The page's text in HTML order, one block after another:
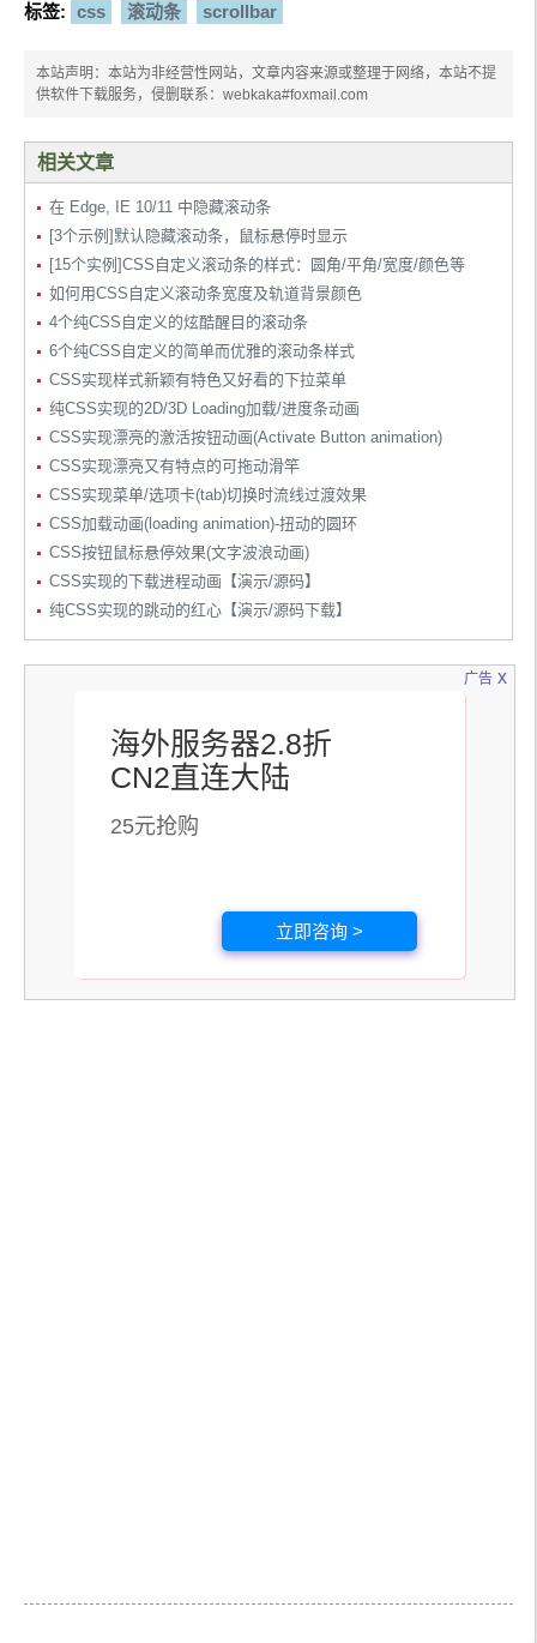
标签: css 滚动条 scrollbar
本站声明：本站为非经营性网站，文章内容来源或整理于网络，本站不提
供软件下载服务，侵删联系：webkaka#foxmail.com
相关文章
在 Edge, IE 10/11 中隐藏滚动条
[3个示例]默认隐藏滚动条，鼠标悬停时显示
[15个实例]CSS自定义滚动条的样式：圆角/平角/宽度/颜色等
如何用CSS自定义滚动条宽度及轨道背景颜色
4个纯CSS自定义的炫酷醒目的滚动条
6个纯CSS自定义的简单而优雅的滚动条样式
CSS实现样式新颖有特色又好看的下拉菜单
纯CSS实现的2D/3D Loading加载/进度条动画
CSS实现漂亮的激活按钮动画(Activate Button animation)
CSS实现漂亮又有特点的可拖动滑竿
CSS实现菜单/选项卡(tab)切换时流线过渡效果
CSS加载动画(loading animation)-扭动的圆环
CSS按钮鼠标悬停效果(文字波浪动画)
CSS实现的下载进程动画【演示/源码】
纯CSS实现的跳动的红心【演示/源码下载】
广告
海外服务器2.8折
CN2直连大陆
25元抢购
立即咨询 >
x